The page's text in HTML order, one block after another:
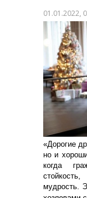
01.01.2022,
«Дорогие
но и
когда
мудрость.